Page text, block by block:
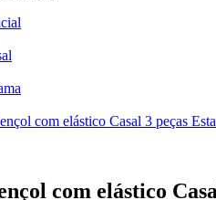
com elástico Casal 3 peças
com elástico